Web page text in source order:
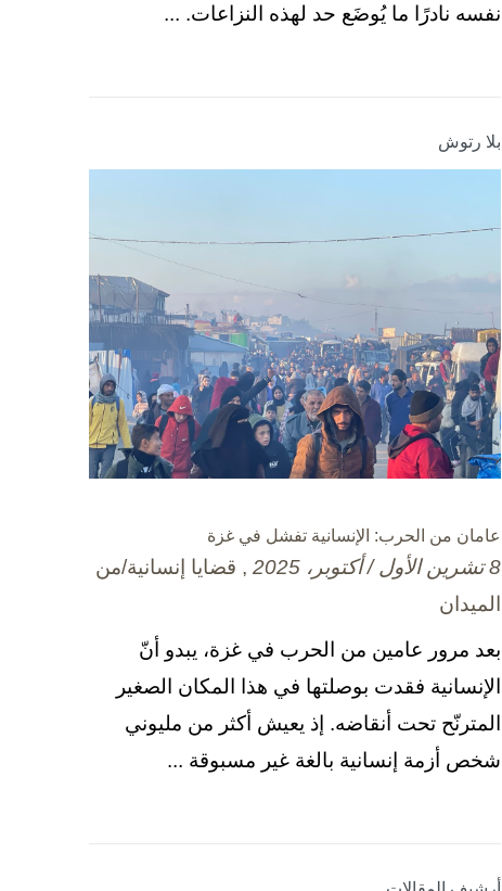
نفسه نادرًا ما يُوضَع حد لهذه النزاعات. ...
بلا رتوش
عامان من الحرب: الإنسانية تفشل في غزة
8 تشرين الأول / أكتوبر، 2025
, قضايا إنسانية/من
الميدان
بعد مرور عامين من الحرب في غزة، يبدو أنّ
الإنسانية فقدت بوصلتها في هذا المكان الصغير
المترنّح تحت أنقاضه. إذ يعيش أكثر من مليوني
شخص أزمة إنسانية بالغة غير مسبوقة ...